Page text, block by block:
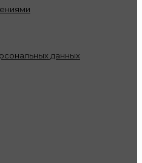
данных